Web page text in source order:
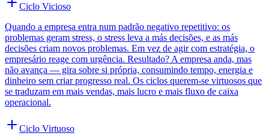
Ciclo Vicioso
Quando a empresa entra num padrão negativo repetitivo: os
problemas geram stress, o stress leva a más decisões, e as más
decisões criam novos problemas. Em vez de agir com estratégia, o
empresário reage com urgência. Resultado? A empresa anda, mas
não avança — gira sobre si própria, consumindo tempo, energia e
dinheiro sem criar progresso real. Os ciclos querem-se virtuosos que
se traduzam em mais vendas, mais lucro e mais fluxo de caixa
operacional.
Ciclo Virtuoso